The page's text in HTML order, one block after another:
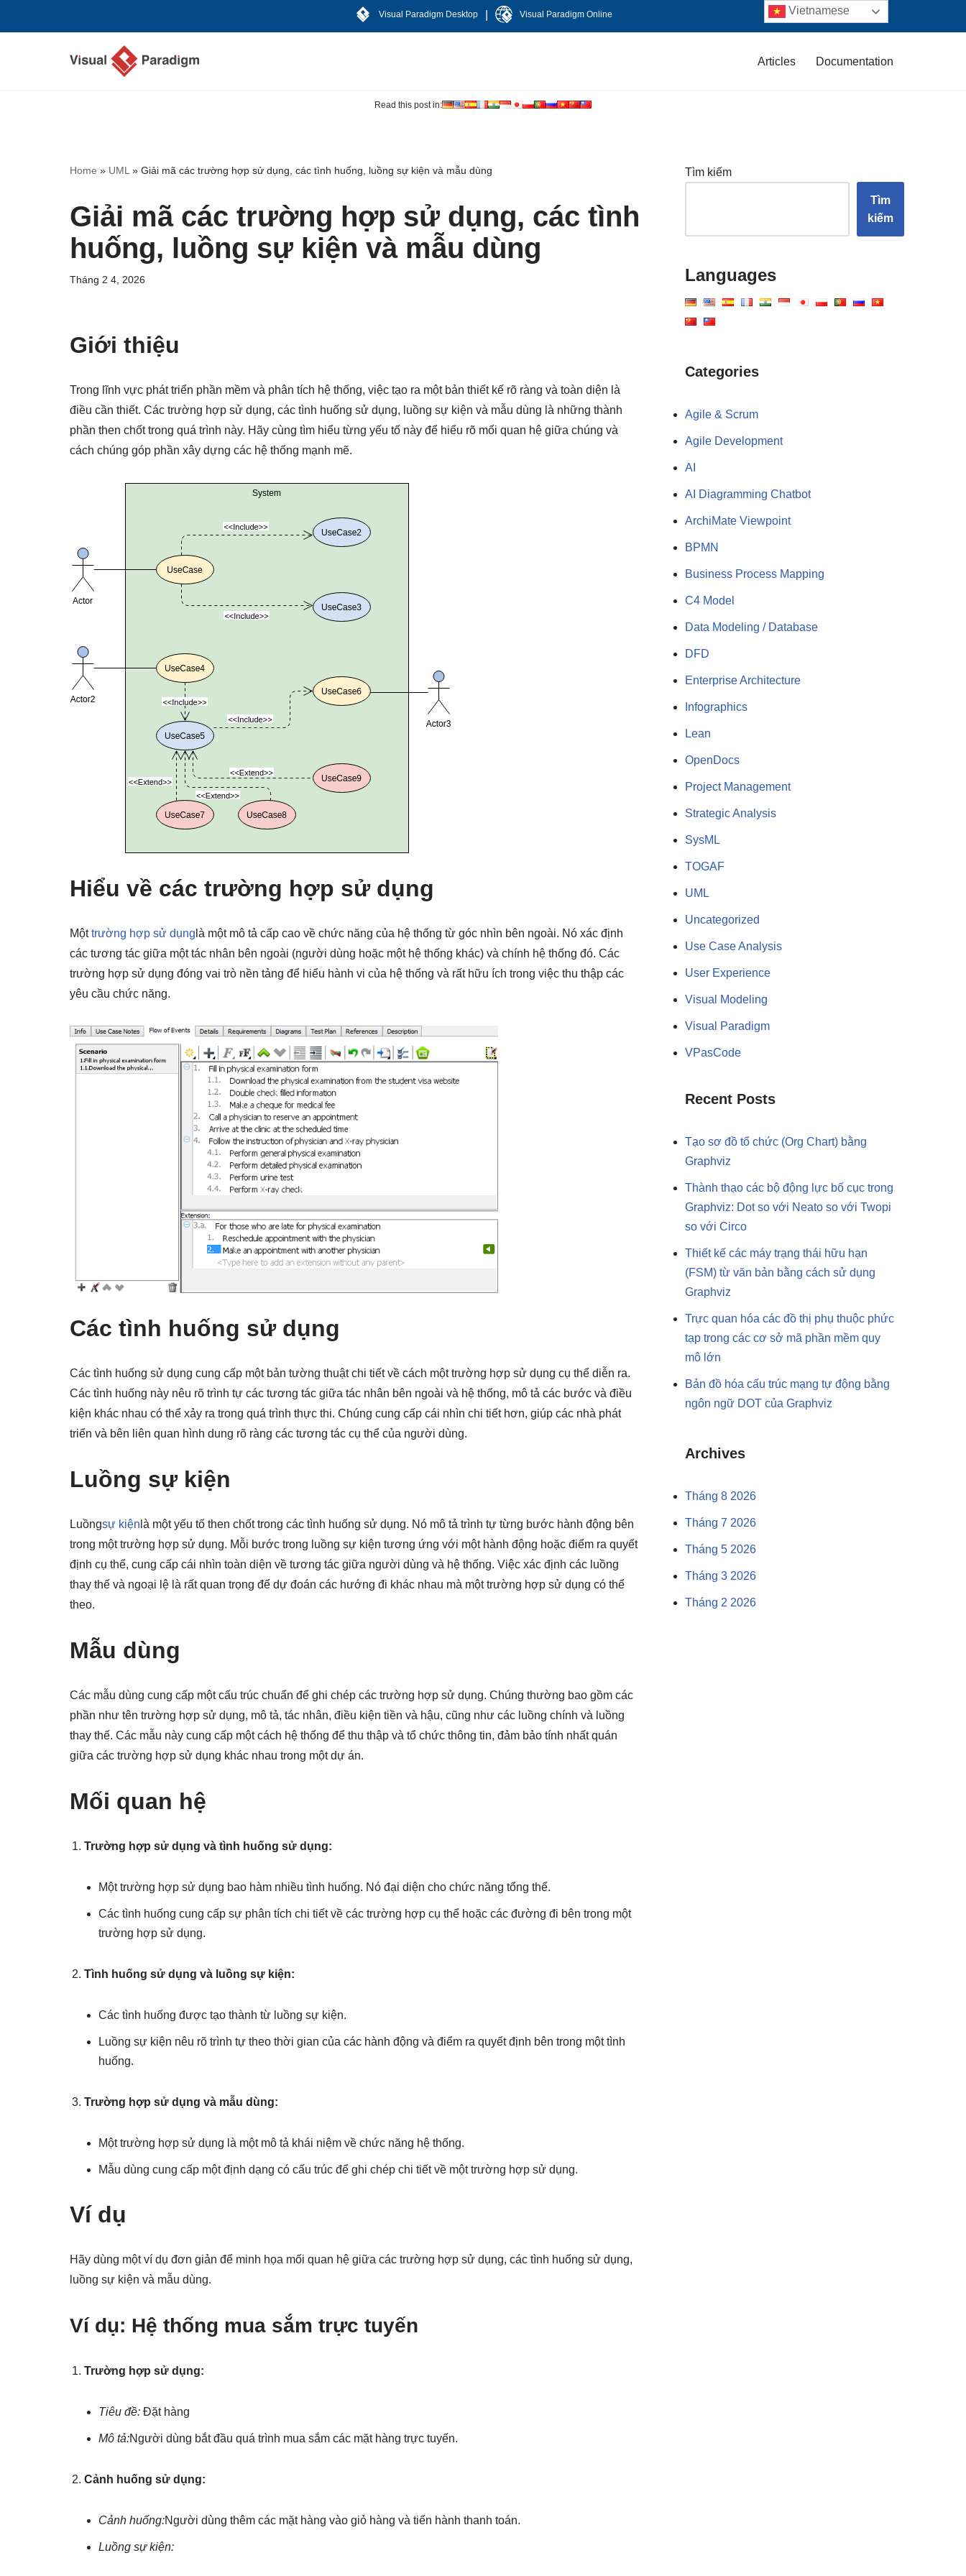
Visual Paradigm Desktop Visual Paradigm Online
Articles Documentation
Read this post in:
Home » UML » Giải mã các trường hợp sử dụng, các tình huống, luồng sự kiện và mẫu dùng
Giải mã các trường hợp sử dụng, các tình
huống, luồng sự kiện và mẫu dùng
Tháng 2 4, 2026
Giới thiệu
Trong lĩnh vực phát triển phần mềm và phân tích hệ thống, việc tạo ra một bản thiết kế rõ ràng và toàn diện là
điều cần thiết. Các trường hợp sử dụng, các tình huống sử dụng, luồng sự kiện và mẫu dùng là những thành
phần then chốt trong quá trình này. Hãy cùng tìm hiểu từng yếu tố này để hiểu rõ mối quan hệ giữa chúng và
cách chúng góp phần xây dựng các hệ thống mạnh mẽ.
Hiểu về các trường hợp sử dụng
Mộttrường hợp sử dụng là một mô tả cấp cao về chức năng của hệ thống từ góc nhìn bên ngoài. Nó xác định
các tương tác giữa một tác nhân bên ngoài (người dùng hoặc một hệ thống khác) và chính hệ thống đó. Các
trường hợp sử dụng đóng vai trò nền tảng để hiểu hành vi của hệ thống và rất hữu ích trong việc thu thập các
yêu cầu chức năng.
Các tình huống sử dụng
Các tình huống sử dụng cung cấp một bản tường thuật chi tiết về cách một trường hợp sử dụng cụ thể diễn ra.
Các tình huống này nêu rõ trình tự các tương tác giữa tác nhân bên ngoài và hệ thống, mô tả các bước và điều
kiện khác nhau có thể xảy ra trong quá trình thực thi. Chúng cung cấp cái nhìn chi tiết hơn, giúp các nhà phát
triển và bên liên quan hình dung rõ ràng các tương tác cụ thể của người dùng.
Luồng sự kiện
Luồngsự kiện là một yếu tố then chốt trong các tình huống sử dụng. Nó mô tả trình tự từng bước hành động bên
trong một trường hợp sử dụng. Mỗi bước trong luồng sự kiện tương ứng với một hành động hoặc điểm ra quyết
định cụ thể, cung cấp cái nhìn toàn diện về tương tác giữa người dùng và hệ thống. Việc xác định các luồng
thay thế và ngoại lệ là rất quan trọng để dự đoán các hướng đi khác nhau mà một trường hợp sử dụng có thể
theo.
Mẫu dùng
Các mẫu dùng cung cấp một cấu trúc chuẩn để ghi chép các trường hợp sử dụng. Chúng thường bao gồm các
phần như tên trường hợp sử dụng, mô tả, tác nhân, điều kiện tiền và hậu, cũng như các luồng chính và luồng
thay thế. Các mẫu này cung cấp một cách hệ thống để thu thập và tổ chức thông tin, đảm bảo tính nhất quán
giữa các trường hợp sử dụng khác nhau trong một dự án.
Mối quan hệ
Trường hợp sử dụng và tình huống sử dụng:
Một trường hợp sử dụng bao hàm nhiều tình huống. Nó đại diện cho chức năng tổng thể.
Các tình huống cung cấp sự phân tích chi tiết về các trường hợp cụ thể hoặc các đường đi bên trong một
trường hợp sử dụng.
Tình huống sử dụng và luồng sự kiện:
Các tình huống được tạo thành từ luồng sự kiện.
Luồng sự kiện nêu rõ trình tự theo thời gian của các hành động và điểm ra quyết định bên trong một tình
huống.
Trường hợp sử dụng và mẫu dùng:
Một trường hợp sử dụng là một mô tả khái niệm về chức năng hệ thống.
Mẫu dùng cung cấp một định dạng có cấu trúc để ghi chép chi tiết về một trường hợp sử dụng.
Ví dụ
Hãy dùng một ví dụ đơn giản để minh họa mối quan hệ giữa các trường hợp sử dụng, các tình huống sử dụng,
luồng sự kiện và mẫu dùng.
Ví dụ: Hệ thống mua sắm trực tuyến
Trường hợp sử dụng:
Tiêu đề: Đặt hàng
Mô tả:Người dùng bắt đầu quá trình mua sắm các mặt hàng trực tuyến.
Cảnh huống sử dụng:
Cảnh huống:Người dùng thêm các mặt hàng vào giỏ hàng và tiến hành thanh toán.
Luồng sự kiện:
Tìm kiếm
Tìm
kiếm
Languages
Categories
Agile & Scrum
Agile Development
AI
AI Diagramming Chatbot
ArchiMate Viewpoint
BPMN
Business Process Mapping
C4 Model
Data Modeling / Database
DFD
Enterprise Architecture
Infographics
Lean
OpenDocs
Project Management
Strategic Analysis
SysML
TOGAF
UML
Uncategorized
Use Case Analysis
User Experience
Visual Modeling
Visual Paradigm
VPasCode
Recent Posts
Tạo sơ đồ tổ chức (Org Chart) bằng
Graphviz
Thành thạo các bộ động lực bố cục trong
Graphviz: Dot so với Neato so với Twopi
so với Circo
Thiết kế các máy trạng thái hữu hạn
(FSM) từ văn bản bằng cách sử dụng
Graphviz
Trực quan hóa các đồ thị phụ thuộc phức
tạp trong các cơ sở mã phần mềm quy
mô lớn
Bản đồ hóa cấu trúc mạng tự động bằng
ngôn ngữ DOT của Graphviz
Archives
Tháng 8 2026
Tháng 7 2026
Tháng 5 2026
Tháng 3 2026
Tháng 2 2026
Vietnamese